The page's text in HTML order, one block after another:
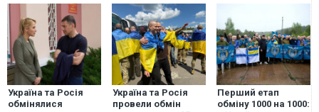
Україна та Росія
обмінялися
Україна та Росія
провели обмін
Перший етап
обміну 1000 на 1000: